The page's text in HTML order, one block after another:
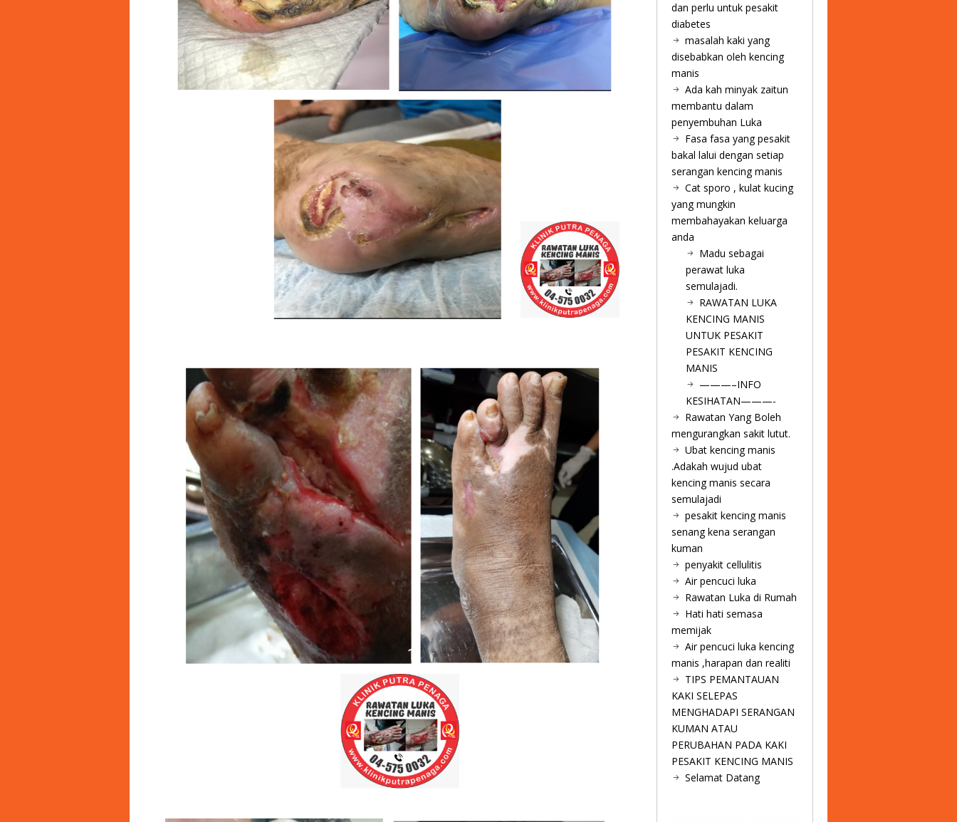
dan perlu untuk pesakit
diabetes
masalah kaki yang
disebabkan oleh kencing
manis
Ada kah minyak zaitun
membantu dalam
penyembuhan Luka
Fasa fasa yang pesakit
bakal lalui dengan setiap
serangan kencing manis
Cat sporo , kulat kucing
yang mungkin
membahayakan keluarga
anda
Madu sebagai
perawat luka
semulajadi.
RAWATAN LUKA
KENCING MANIS
UNTUK PESAKIT
PESAKIT KENCING
MANIS
———–INFO
KESIHATAN———-
Rawatan Yang Boleh
mengurangkan sakit lutut.
Ubat kencing manis
.Adakah wujud ubat
kencing manis secara
semulajadi
pesakit kencing manis
senang kena serangan
kuman
penyakit cellulitis
Air pencuci luka
Rawatan Luka di Rumah
Hati hati semasa
memijak
Air pencuci luka kencing
manis ,harapan dan realiti
TIPS PEMANTAUAN
KAKI SELEPAS
MENGHADAPI SERANGAN
KUMAN ATAU
PERUBAHAN PADA KAKI
PESAKIT KENCING MANIS
Selamat Datang